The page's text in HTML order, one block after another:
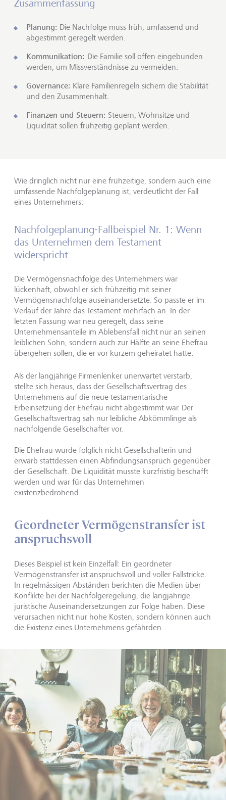
Zusammenfassung
Planung: Die Nachfolge muss früh, umfassend und
abgestimmt geregelt werden.
Kommunikation: Die Familie soll offen eingebunden
werden, um Missverständnisse zu vermeiden.
Governance: Klare Familienregeln sichern die Stabilität
und den Zusammenhalt.
Finanzen und Steuern: Steuern, Wohnsitze und
Liquidität sollen frühzeitig geplant werden.
Wie dringlich nicht nur eine frühzeitige, sondern auch eine
umfassende Nachfolgeplanung ist, verdeutlicht der Fall
eines Unternehmers:
Nachfolgeplanung-Fallbeispiel Nr. 1: Wenn
das Unternehmen dem Testament
widerspricht
Die Vermögensnachfolge des Unternehmers war
lückenhaft, obwohl er sich frühzeitig mit seiner
Vermögensnachfolge auseinandersetzte. So passte er im
Verlauf der Jahre das Testament mehrfach an. In der
letzten Fassung war neu geregelt, dass seine
Unternehmensanteile im Ablebensfall nicht nur an seinen
leiblichen Sohn, sondern auch zur Hälfte an seine Ehefrau
übergehen sollen, die er vor kurzem geheiratet hatte.
Als der langjährige Firmenlenker unerwartet verstarb,
stellte sich heraus, dass der Gesellschaftsvertrag des
Unternehmens auf die neue testamentarische
Erbeinsetzung der Ehefrau nicht abgestimmt war. Der
Gesellschaftsvertrag sah nur leibliche Abkömmlinge als
nachfolgende Gesellschafter vor.
Die Ehefrau wurde folglich nicht Gesellschafterin und
erwarb stattdessen einen Abfindungsanspruch gegenüber
der Gesellschaft. Die Liquidität musste kurzfristig beschafft
werden und war für das Unternehmen
existenzbedrohend.
Geordneter Vermögenstransfer ist
anspruchsvoll
Dieses Beispiel ist kein Einzelfall: Ein geordneter
Vermögenstransfer ist anspruchsvoll und voller Fallstricke.
In regelmässigen Abständen berichten die Medien über
Konflikte bei der Nachfolgeregelung, die langjährige
juristische Auseinandersetzungen zur Folge haben. Diese
verursachen nicht nur hohe Kosten, sondern können auch
die Existenz eines Unternehmens gefährden.